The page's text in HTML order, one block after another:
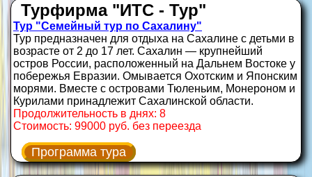
Турфирма "ИТС - Тур"
Тур "Семейный тур по Сахалину"
Тур предназначен для отдыха на Сахалине с детьми в
возрасте от 2 до 17 лет. Сахалин — крупнейший
остров России, расположенный на Дальнем Востоке у
побережья Евразии. Омывается Охотским и Японским
морями. Вместе с островами Тюленьим, Монероном и
Курилами принадлежит Сахалинской области.
Продолжительность в днях: 8
Стоимость: 99000 руб. без переезда
Программа тура